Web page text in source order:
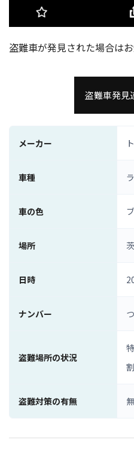
盗難車が発見された場合は
盗難車発見
メーカー
車種
車の色
場所
日時
ナンバー
盗難場所の状況
盗難対策の有無